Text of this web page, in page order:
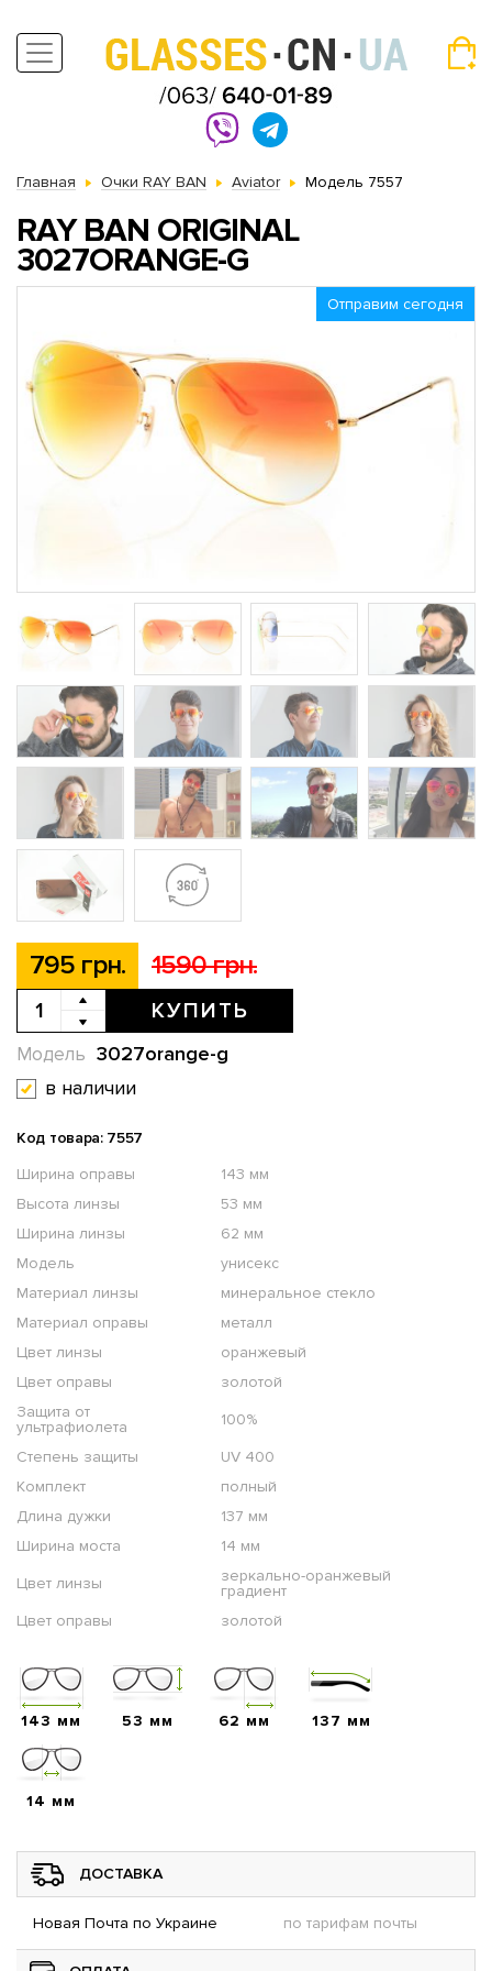
Главная Очки RAY BAN Aviator Модель 7557
RAY BAN ORIGINAL
3027ORANGE-G
Отправим сегодня
795 грн. 1590 грн.
КУПИТЬ
3027orange-g
Модель
в наличии
Код товара: 7557
Ширина оправы
143 мм
Высота линзы
53 мм
Ширина линзы
62 мм
Модель
унисекс
Материал линзы
минеральное стекло
Материал оправы
металл
Цвет линзы
оранжевый
Цвет оправы
золотой
Защита от
ультрафиолета
100%
Степень защиты
UV 400
Комплект
полный
Длина дужки
137 мм
Ширина моста
14 мм
Цвет линзы
зеркально-оранжевый
градиент
Цвет оправы
золотой
143 мм 53 мм 62 мм 137 мм
14 мм
ДОСТАВКА
Новая Почта по Украине по тарифам почты